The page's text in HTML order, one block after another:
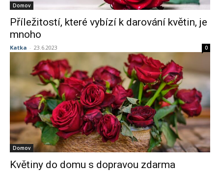
Domov
Příležitostí, které vybízí k darování květin, je
mnoho
Katka - 23.6.2023 0
Domov
Květiny do domu s dopravou zdarma